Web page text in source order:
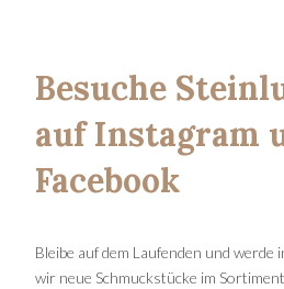
Besuche
auf Instagram
Facebook
Bleibe auf dem Laufenden und
wir neue Schmuckstücke im